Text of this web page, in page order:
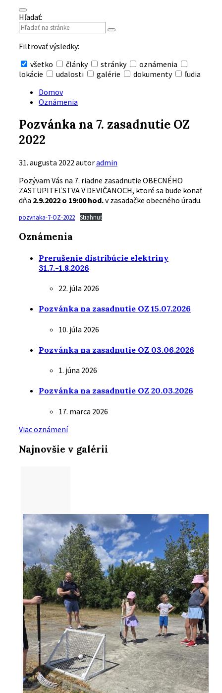
Hľadať:
Filtrovať výsledky:
všetko
články stránky
oznámenia
lokácie
udalosti galérie dokumenty ľudia
vyhľadávanie
Domov
Oznámenia
Pozvánka na 7. zasadnutie OZ
2022
31. augusta 2022autoradmin
Pozývam Vás na 7. riadne zasadnutie OBECNÉHO
ZASTUPITEĽSTVA V DEVIČANOCH, ktoré sa bude konať
dňa 2.9.2022 o 19:00 hod.v zasadačke obecného úradu.
pozvnaka-7-OZ-2022 Stiahnuť
Oznámenia
Prerušenie distribúcie elektriny
31.7.-1.8.2026
22. júla 2026
Pozvánka na zasadnutie OZ 15.07.2026
10. júla 2026
Pozvánka na zasadnutie OZ 03.06.2026
1. júna 2026
Pozvánka na zasadnutie OZ 20.03.2026
17. marca 2026
Viac oznámení
Najnovšie v galérii